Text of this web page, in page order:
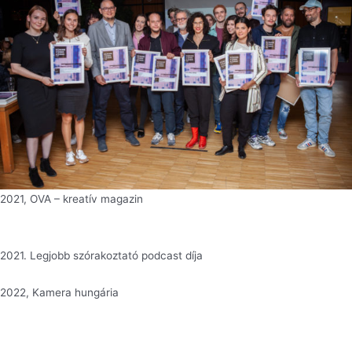
2021, OVA – kreatív magazin
2021. Legjobb szórakoztató podcast díja
2022, Kamera hungária